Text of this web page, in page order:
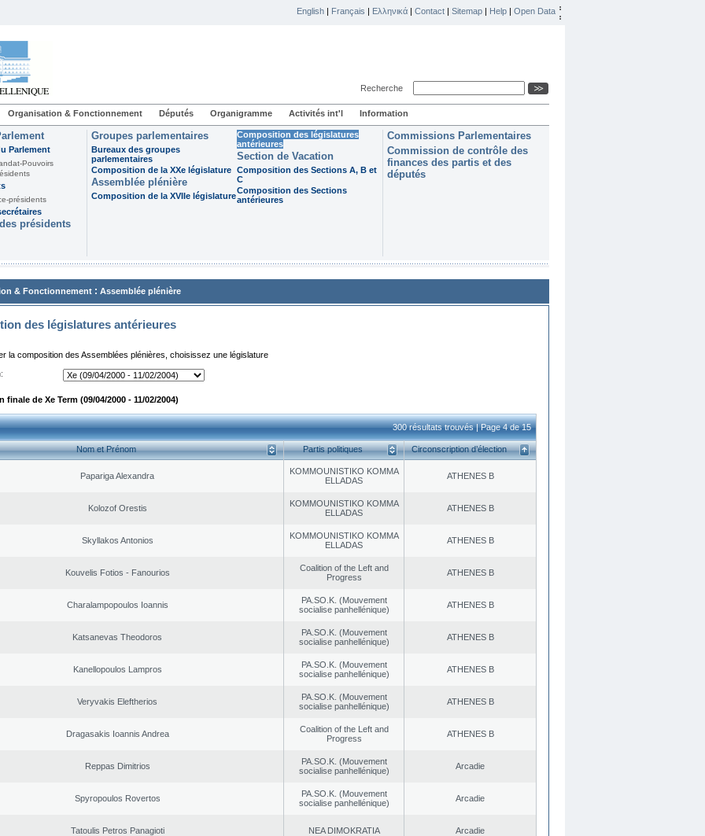
English | Français | Ελληνικά | Contact | Sitemap | Help | Open Data
Recherche
Organisation & Fonctionnement Députés Organigramme Activités int'l Information
Parlement
Pouvoirs
présidents
présidents
Groupes parlementaires
Bureaux des groupes
parlementaires
Composition de la XXe législature
Assemblée plénière
Composition de la XVIIe législature
Composition des législatures
antérieures
Section de Vacation
Composition des Sections A, B et
C
Composition des Sections
antérieures
Commissions Parlementaires
Commission de contrôle des
finances des partis et des
députés
& Fonctionnement : Assemblée plénière
des législatures antérieures
la composition des Assemblées plénières, choisissez une législature
de Xe Term (09/04/2000 - 11/02/2004)
300 résultats trouvés | Page 4 de 15
Nom et Prénom Partis politiques Circonscription d’élection
Papariga Alexandra
KOMMOUNISTIKO KOMMA
ELLADAS
ATHENES Β
Kolozof Orestis
KOMMOUNISTIKO KOMMA
ELLADAS
ATHENES Β
Skyllakos Antonios
KOMMOUNISTIKO KOMMA
ELLADAS
ATHENES Β
Kouvelis Fotios - Fanourios
Coalition of the Left and
Progress
ATHENES Β
Charalampopoulos Ioannis
PA.SO.K. (Mouvement
socialise panhellénique)
ATHENES Β
Katsanevas Theodoros
PA.SO.K. (Mouvement
socialise panhellénique)
ATHENES Β
Kanellopoulos Lampros
PA.SO.K. (Mouvement
socialise panhellénique)
ATHENES Β
Veryvakis Eleftherios
PA.SO.K. (Mouvement
socialise panhellénique)
ATHENES Β
Dragasakis Ioannis Andrea
Coalition of the Left and
Progress
ATHENES Β
Reppas Dimitrios
PA.SO.K. (Mouvement
socialise panhellénique)
Arcadie
Spyropoulos Rovertos
PA.SO.K. (Mouvement
socialise panhellénique)
Arcadie
Tatoulis Petros Panagioti NEA DΙMOKRATIA Arcadie